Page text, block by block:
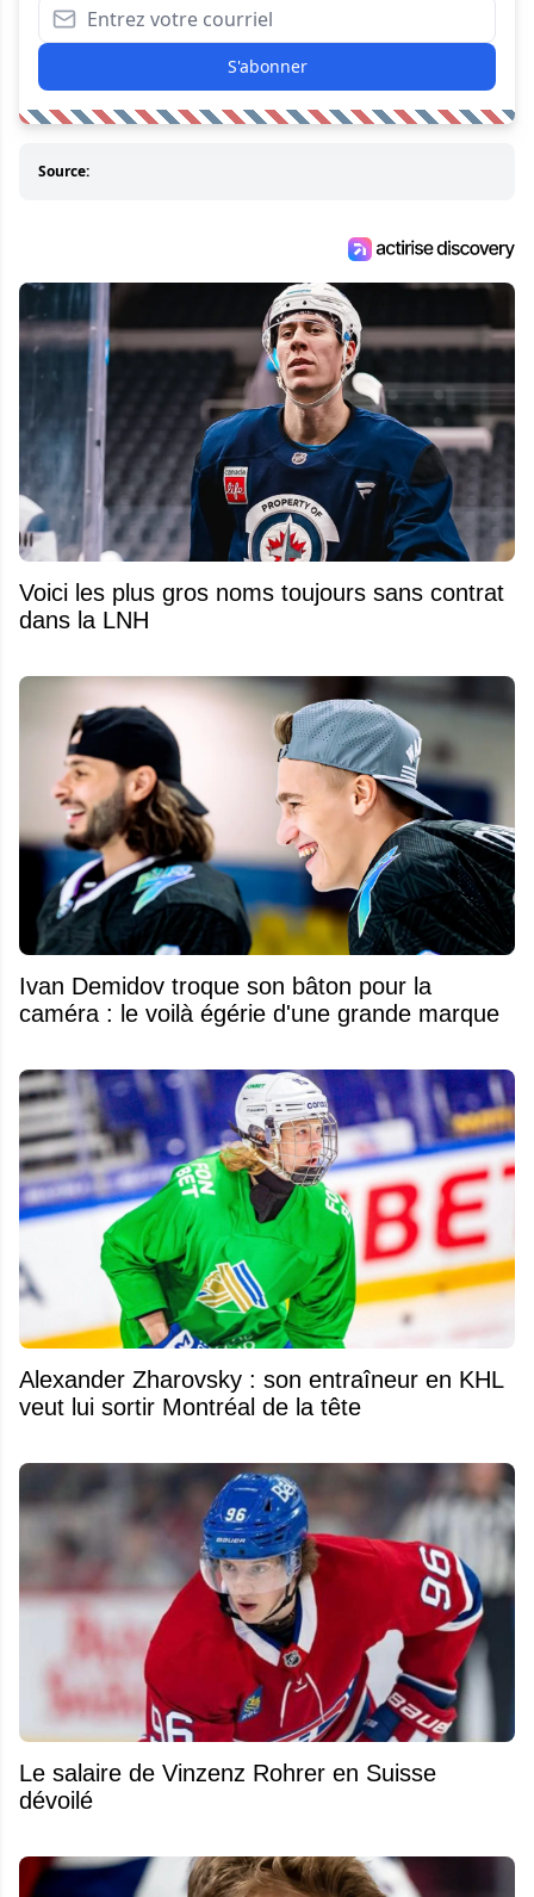
S'abonner
Source:
Voici les plus gros noms toujours sans contrat
dans la LNH
Ivan Demidov troque son bâton pour la
caméra : le voilà égérie d'une grande marque
Alexander Zharovsky : son entraîneur en KHL
veut lui sortir Montréal de la tête
Le salaire de Vinzenz Rohrer en Suisse
dévoilé